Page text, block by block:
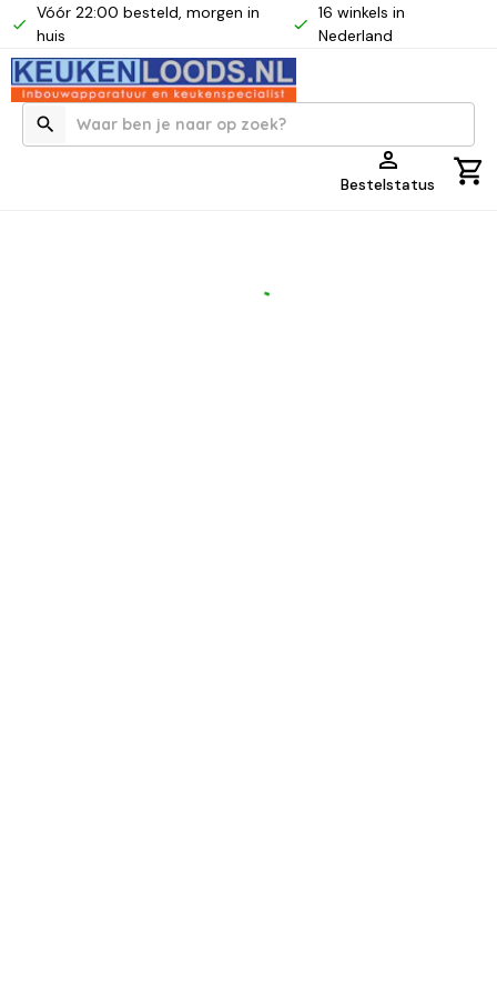
Vóór 22:00 besteld, morgen in
huis
16 winkels in
Nederland
Bestelstatus